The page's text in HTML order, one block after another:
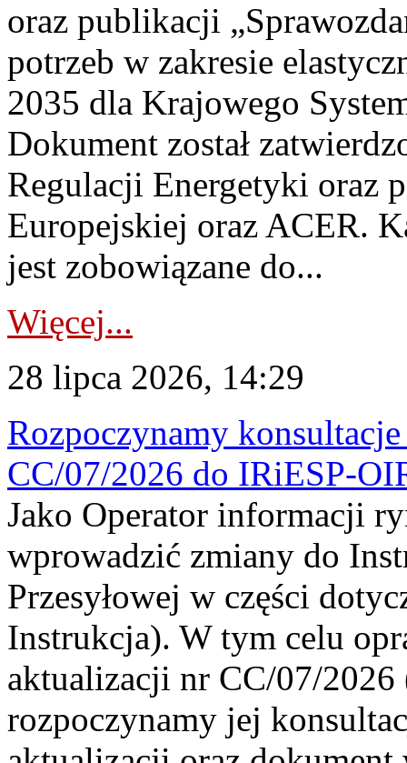
oraz publikacji
potrzeb w zakresie
2035 dla Krajowego
Dokument został
Regulacji Energetyki oraz
Europejskiej oraz ACER.
jest zobowiązane do...
Więcej...
28 lipca 2026, 14:29
Rozpoczynamy
CC/07/2026 do IRiESP-
Jako Operator informacji
wprowadzić zmiany do
Przesyłowej w części
Instrukcja). W tym celu
aktualizacji nr CC/07/
rozpoczynamy jej